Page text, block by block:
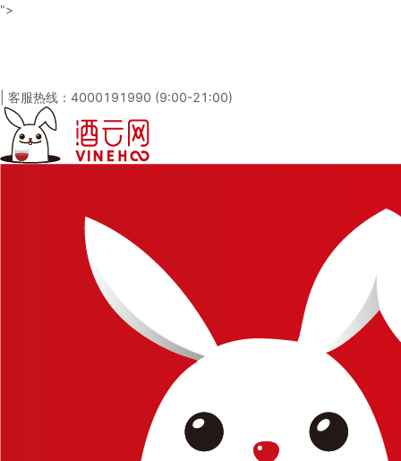
">
客服热线：4000191990 (9:00-21:00)